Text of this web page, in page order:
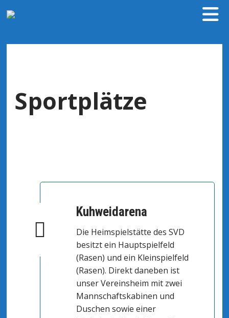
Sportplätze
Kuhweidarena
Die Heimspielstätte des SVD
besitzt ein Hauptspielfeld
(Rasen) und ein Kleinspielfeld
(Rasen). Direkt daneben ist
unser Vereinsheim mit zwei
Mannschaftskabinen und
Duschen sowie einer